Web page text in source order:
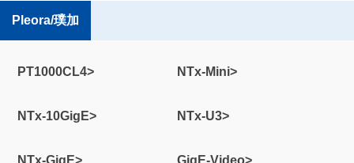
Pleora/璞加
PT1000CL4> NTx-Mini>
NTx-10GigE> NTx-U3>